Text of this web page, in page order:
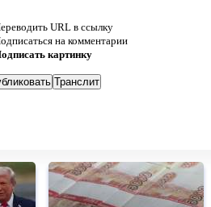
URL в ссылку
на комментарии
картинку